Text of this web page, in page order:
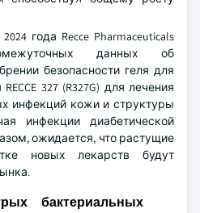
года Recce Pharmaceuticals
данных об
безопасности геля для
327 (R327G) для лечения
инфекций кожи и структуры
инфекции диабетической
ожидается, что растущие
новых лекарств будут
бактериальных